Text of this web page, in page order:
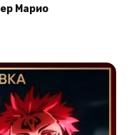
Марио